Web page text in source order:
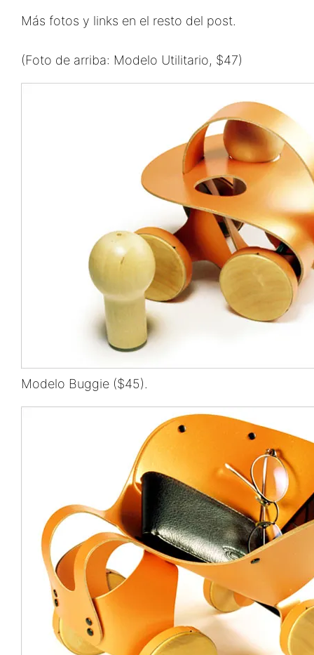
Más fotos y links en el resto del post.
(Foto de arriba: Modelo Utilitario, $47)
Modelo Buggie ($45).